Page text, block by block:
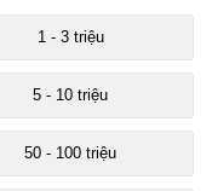
1 - 3 triệu
5 - 10 triệu
50 - 100 triệu